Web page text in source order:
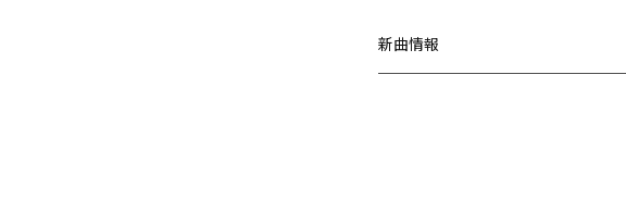
新曲情報